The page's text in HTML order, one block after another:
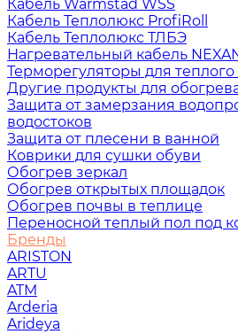
Кабель Warmstad WSS
Кабель Теплолюкс ProfiRoll
Кабель Теплолюкс ТЛБЭ
Нагревательный кабель
Терморегуляторы для теплого
Другие продукты для
Защита от замерзания
водостоков
Защита от плесени в ванной
Коврики для сушки обуви
Обогрев зеркал
Обогрев открытых площадок
Обогрев почвы в теплице
Переносной теплый пол под
Бренды
ARISTON
ARTU
ATM
Arderia
Arideya